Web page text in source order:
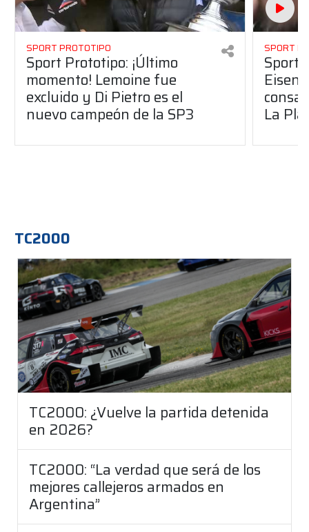
SPORT PROTOTIPO
Sport Prototipo: ¡Último
momento! Lemoine fue
excluido y Di Pietro es el
nuevo campeón de la SP3
SPORT
Sport
La
TC2000
TC2000: ¿Vuelve la partida detenida
en 2026?
TC2000: “La verdad que será de los
mejores callejeros armados en
Argentina”